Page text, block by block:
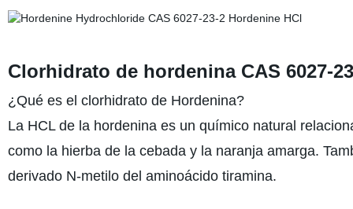
Clorhidrato de hordenina CAS 6027-
¿Qué es el clorhidrato de Hordenina?
La HCL de la hordenina es un químico natural
como la hierba de la cebada y la naranja amarga.
derivado N-metilo del aminoácido tiramina.